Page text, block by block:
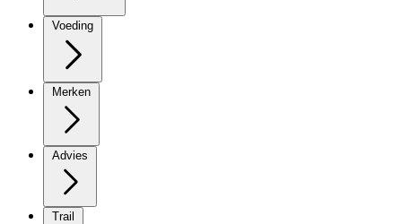
Voeding
Merken
Advies
Trail